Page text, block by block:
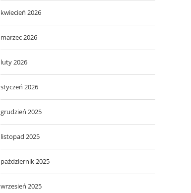
kwiecień 2026
marzec 2026
luty 2026
styczeń 2026
grudzień 2025
listopad 2025
październik 2025
wrzesień 2025